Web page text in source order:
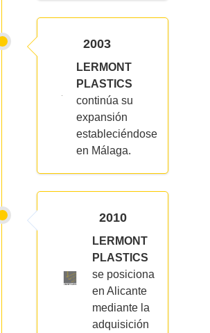
2003
LERMONT
PLASTICS
continúa su
expansión
estableciéndose
en Málaga.
2010
LERMONT
PLASTICS
se posiciona
en Alicante
mediante la
adquisición